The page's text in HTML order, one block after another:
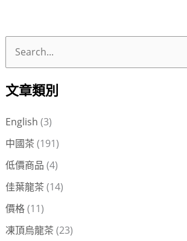
關
文章類別
English (3)
中國茶 (191)
低價商品 (4)
佳葉龍茶 (14)
價格(11)
凍頂烏龍茶 (23)